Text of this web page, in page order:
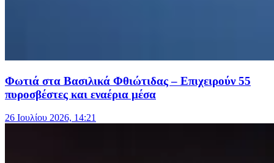
Φωτιά στα Βασιλικά Φθιώτιδας – Επιχειρούν 55
πυροσβέστες και εναέρια μέσα
26 Ιουλίου 2026, 14:21